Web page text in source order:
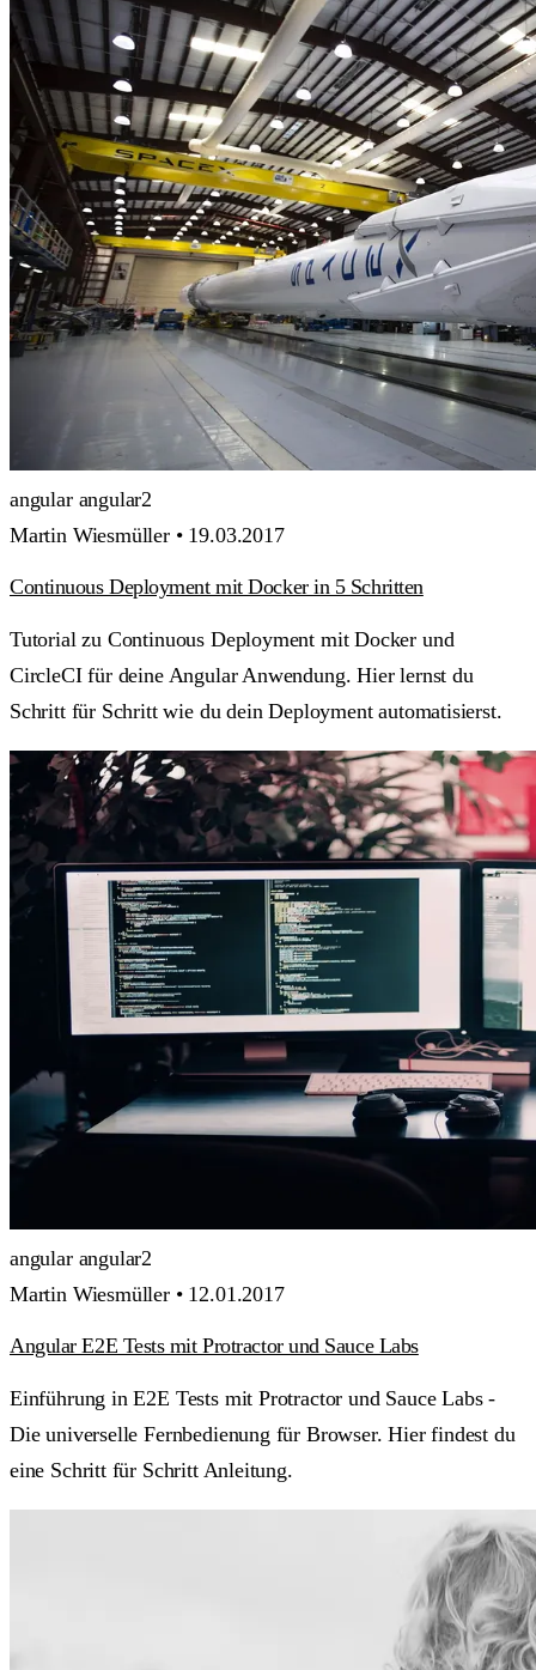
angular angular2
Martin Wiesmüller • 19.03.2017
Continuous Deployment mit Docker in 5 Schritten
Tutorial zu Continuous Deployment mit Docker und
CircleCI für deine Angular Anwendung. Hier lernst du
Schritt für Schritt wie du dein Deployment automatisierst.
angular angular2
Martin Wiesmüller • 12.01.2017
Angular E2E Tests mit Protractor und Sauce Labs
Einführung in E2E Tests mit Protractor und Sauce Labs -
Die universelle Fernbedienung für Browser. Hier findest du
eine Schritt für Schritt Anleitung.